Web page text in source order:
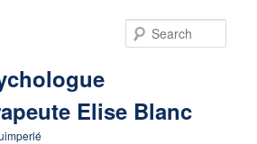
Elise Blanc